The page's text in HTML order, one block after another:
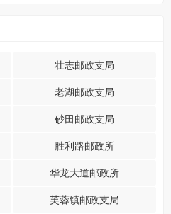
壮志邮政支局
老湖邮政支局
砂田邮政支局
胜利路邮政所
华龙大道邮政所
芙蓉镇邮政支局